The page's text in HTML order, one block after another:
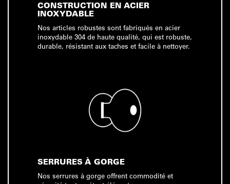
CONSTRUCTION EN ACIER
INOXYDABLE
Nos articles robustes sont fabriqués en acier
inoxydable 304 de haute qualité, qui est robuste,
durable, résistant aux taches et facile à nettoyer.
SERRURES À GORGE
Nos serrures à gorge offrent commodité et